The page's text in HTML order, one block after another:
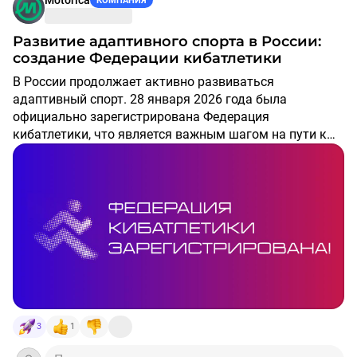
фильмом!
Фильм доступен в
Развитие адаптивного спорта в России:
создание Федерации кибатлетики
В России продолжает активно развиваться
адаптивный спорт. 28 января 2026 года была
официально зарегистрирована Федерация
кибатлетики, что является важным шагом на пути к
системному развитию кибатлетики как спорта в
региональной сети и укреплением международных
связей.
Что такое кибатлетика?
как протезы или кресла-коляски, соревнуются в
выполнении повседневных задач.
3 1